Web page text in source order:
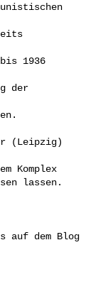
1936
der
(Leipzig)
Komplex
lassen.
auf dem Blog